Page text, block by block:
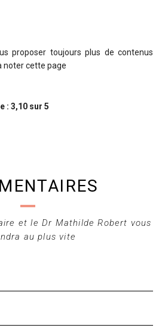
proposer toujours plus de contenus
noter cette page
: 3,10 sur 5
et le Dr Mathilde Robert vous
au plus vite